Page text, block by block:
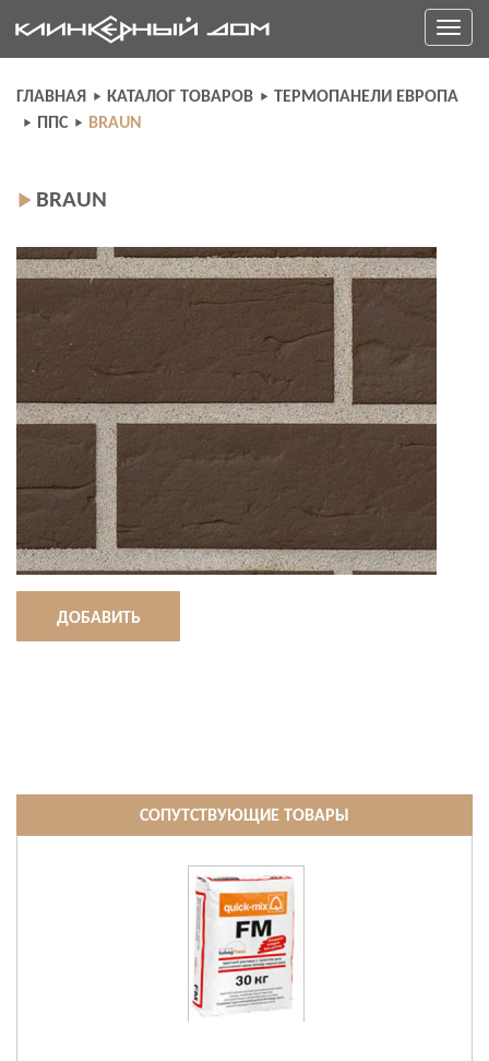
to
content
Toggle
ГЛАВНАЯ КАТАЛОГ ТОВАРОВ
ТЕРМОПАНЕЛИ ЕВРОПА
ППС
BRAUN
BRAUN
ДОБАВИТЬ
СОПУТСТВУЮЩИЕ ТОВАРЫ